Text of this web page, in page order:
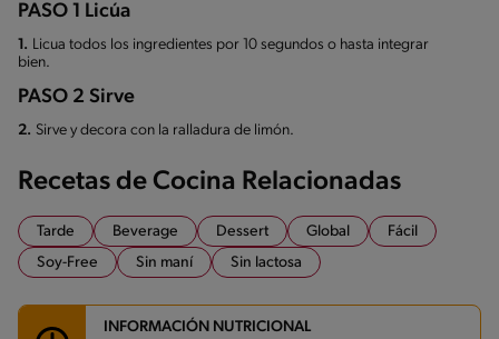
PASO 1 Licúa
1. Licua todos los ingredientes por 10 segundos o hasta integrar
bien.
PASO 2 Sirve
2. Sirve y decora con la ralladura de limón.
Recetas de Cocina Relacionadas
Tarde Beverage Dessert Global
Fácil
Soy-Free
Sin maní Sin lactosa
INFORMACIÓN NUTRICIONAL